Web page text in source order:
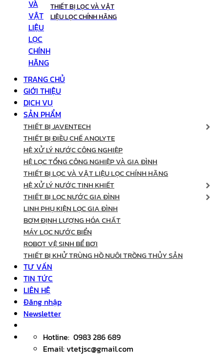
THIẾT BỊ LỌC VÀ VẬT
LIỆU LỌC CHÍNH HÃNG
TRANG CHỦ
GIỚI THIỆU
DỊCH VỤ
SẢN PHẨM
THIẾT BỊ JAVENTECH
THIẾT BỊ ĐIỀU CHẾ ANOLYTE
HỆ XỬ LÝ NƯỚC CÔNG NGHIỆP
HỆ LỌC TỔNG CÔNG NGHIỆP VÀ GIA ĐÌNH
THIẾT BỊ LỌC VÀ VẬT LIỆU LỌC CHÍNH HÃNG
HỆ XỬ LÝ NƯỚC TINH KHIẾT
THIẾT BỊ LỌC NƯỚC GIA ĐÌNH
LINH PHỤ KIỆN LỌC GIA ĐÌNH
BƠM ĐỊNH LƯỢNG HÓA CHẤT
MÁY LỌC NƯỚC BIỂN
ROBOT VỆ SINH BỂ BƠI
THIẾT BỊ KHỬ TRÙNG HỒ NUÔI TRỒNG THỦY SẢN
TƯ VẤN
TIN TỨC
LIÊN HỆ
Đăng nhập
Newsletter
Hotline: 0983 286 689
Email: vtetjsc@gmail.com